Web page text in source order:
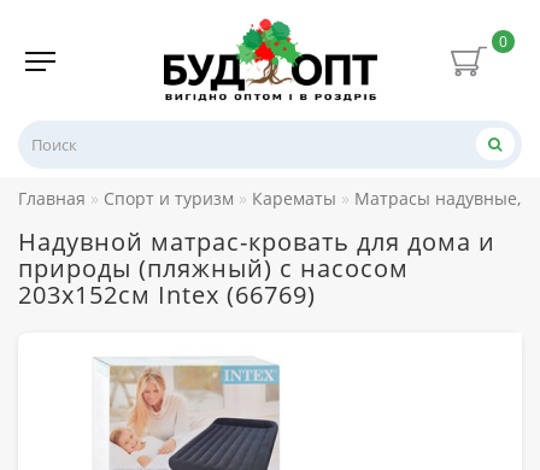
0
Главная Спорт и туризм Карематы Матрасы надувные,
Надувной матрас-кровать для дома и
природы (пляжный) с насосом
203х152см Intex (66769)